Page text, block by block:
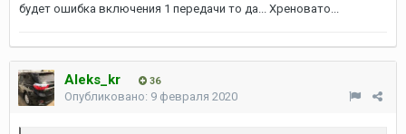
будет ошибка включения 1 передачи то да... Хреновато...
Aleks_kr 36
Опубликовано: 9 февраля 2020